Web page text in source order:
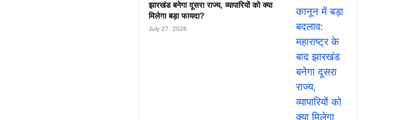
झारखंड बनेगा दूसरा राज्य, व्यापारियों को क्या
मिलेगा बड़ा फायदा?
July 27, 2026